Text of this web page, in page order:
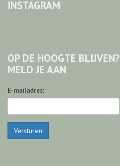
INSTAGRAM
OP DE HOOGTE BLIJVEN?
MELD JE AAN
E-mailadres:
Versturen